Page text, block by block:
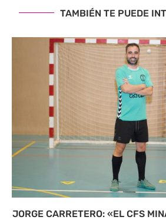
TAMBIÉN TE PUEDE
JORGE CARRETERO: «EL CFS